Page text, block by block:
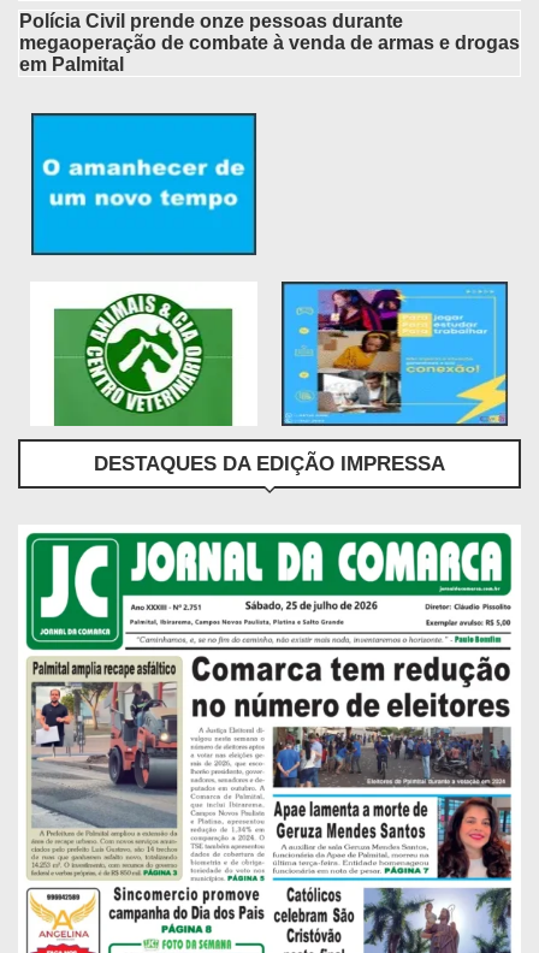
Polícia Civil prende onze pessoas durante
megaoperação de combate à venda de armas e drogas
em Palmital
DESTAQUES DA EDIÇÃO IMPRESSA